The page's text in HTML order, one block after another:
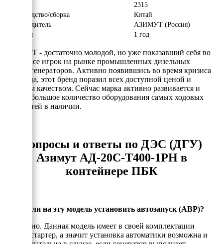
2315
Производство/сборка
Китай
Производитель
АЗИМУТ (Россия)
Гарантия
1 год
АЗИМУТ - достаточно молодой, но уже показавший себя во
всей красе игрок на рынке промышленных дизельных
электрогенераторов. Активно появившись во время кризиса
2008 года, этот бренд поразил всех доступной ценой и
хорошим качеством. Сейчас марка активно развивается и
держит большое количество оборудования самых ходовых
мощностей в наличии.
Вопросы и ответы по ДЭС (ДГУ)
Азимут АД-20С-Т400-1РН в
контейнере ПБК
Можно ли на эту модель установить автозапуск (АВР)?
Да, можно. Данная модель имеет в своей комплектации
электростартер, а значит установка автоматики возможна и